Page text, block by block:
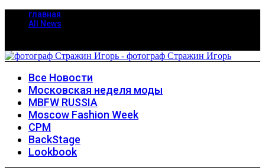
главная
All News
Все Новости
Московская неделя моды
MBFW RUSSIA
Moscow Fashion Week
CPM
BackStage
Lookbook